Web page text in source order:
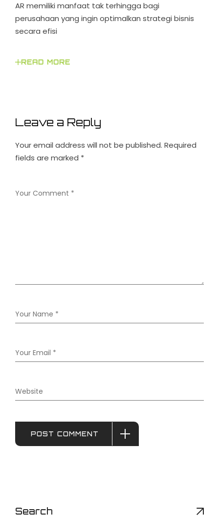
AR memiliki manfaat tak terhingga bagi
perusahaan yang ingin optimalkan strategi bisnis
secara efisi
READ MORE
Leave a Reply
Your email address will not be published. Required
fields are marked *
POST COMMENT